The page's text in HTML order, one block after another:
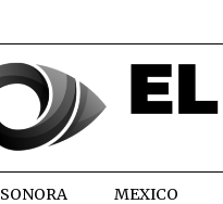
SONORA MEXICO